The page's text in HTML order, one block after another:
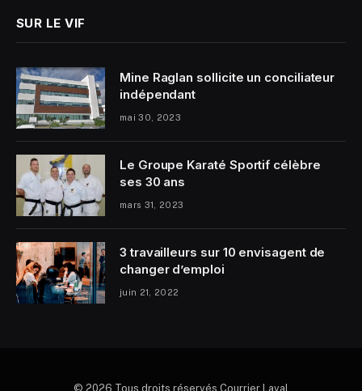
SUR LE VIF
Mine Raglan sollicite un conciliateur
indépendant
mai 30, 2023
Le Groupe Karaté Sportif célèbre
ses 30 ans
mars 31, 2023
3 travailleurs sur 10 envisagent de
changer d’emploi
juin 21, 2022
© 2026 Tous droits réservés Courrier Laval